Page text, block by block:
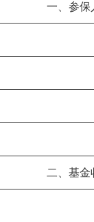
一、参保
二、基金